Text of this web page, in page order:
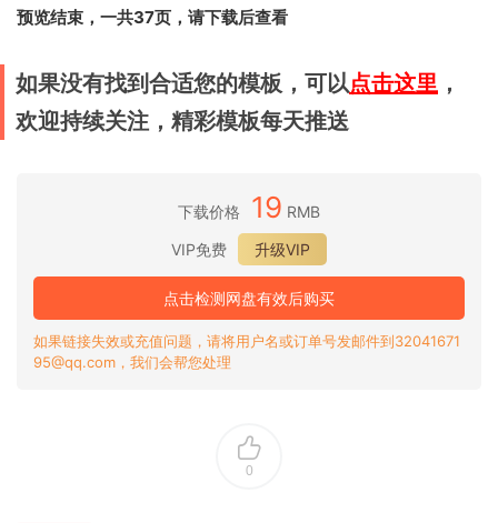
预览结束，一共37页，请下载后查看
如果没有找到合适您的模板，可以点击这里 ，
欢迎持续关注，精彩模板每天推送
下载价格 19 RMB
VIP免费
升级VIP
点击检测网盘有效后购买
如果链接失效或充值问题，请将用户名或订单号发邮件到32041671
95@qq.com，我们会帮您处理
0